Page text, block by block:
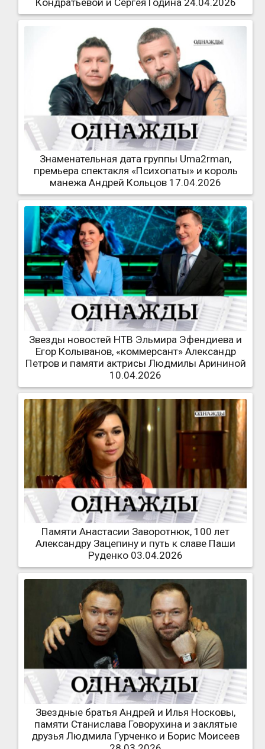
Знаменательная дата группы Uma2rman,
премьера спектакля «Психопаты» и король
манежа Андрей Кольцов 17.04.2026
Звезды новостей НТВ Эльмира Эфендиева и
Егор Колыванов, «коммерсант» Александр
Петров и памяти актрисы Людмилы Арининой
10.04.2026
Памяти Анастасии Заворотнюк, 100 лет
Александру Зацепину и путь к славе Паши
Руденко 03.04.2026
Звездные братья Андрей и Илья Носковы,
памяти Станислава Говорухина и заклятые
друзья Людмила Гурченко и Борис Моисеев